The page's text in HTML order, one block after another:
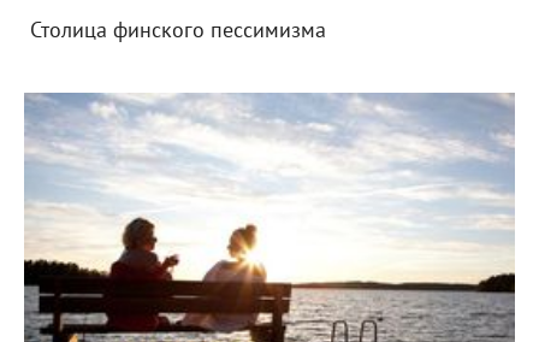
Столица финского пессимизма